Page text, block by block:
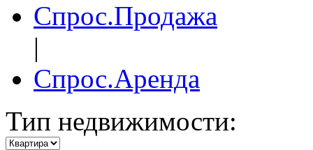
Спрос.Продажа
|
Спрос.Аренда
Тип недвижимости: